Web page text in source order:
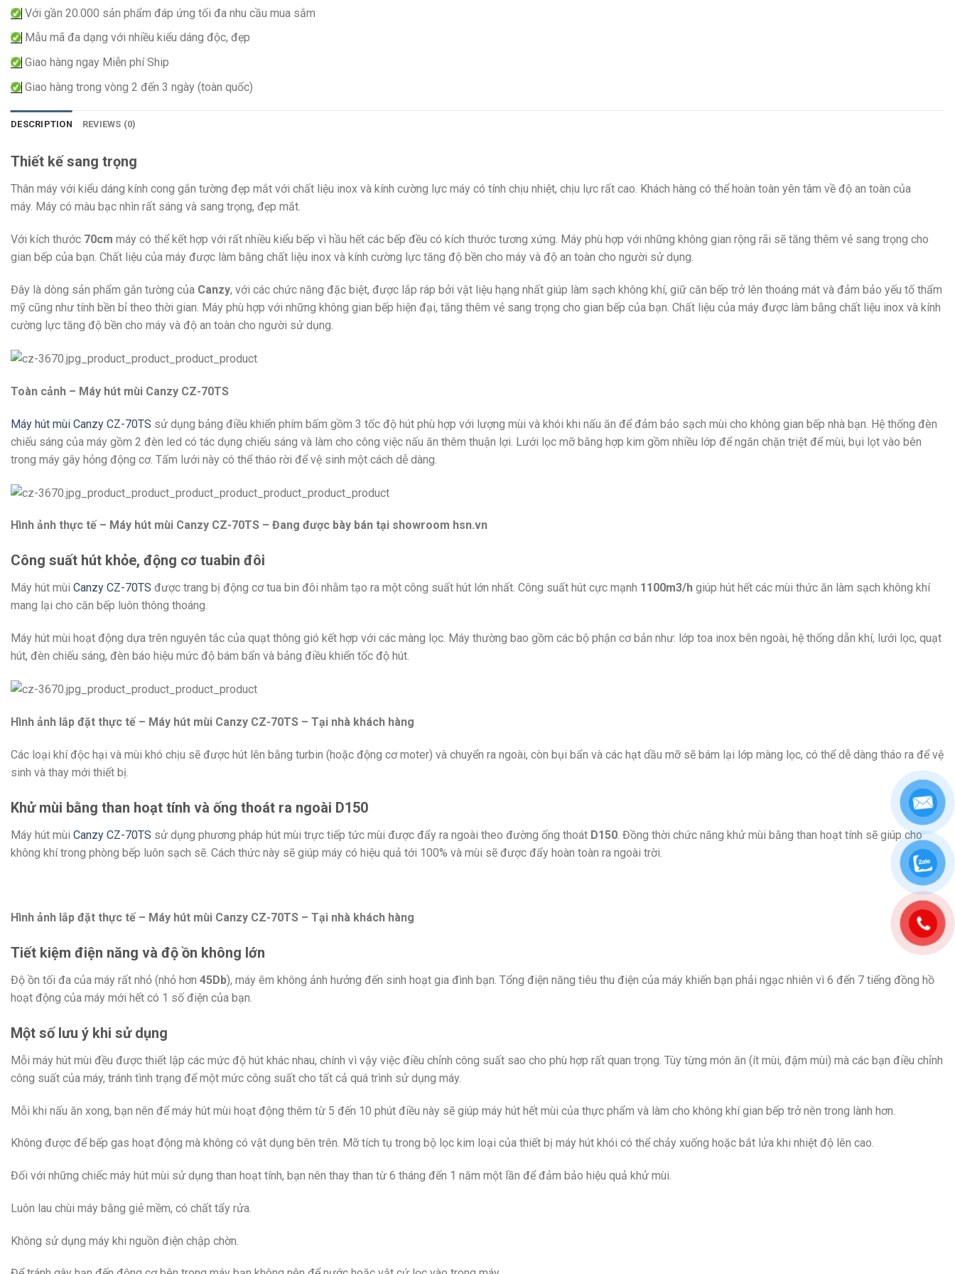
Với gần 20.000 sản phẩm đáp ứng tối đa nhu cầu mua sắm
Mẫu mã đa dạng với nhiều kiểu dáng độc, đẹp
Giao hàng ngay Miễn phí Ship
Giao hàng trong vòng 2 đến 3 ngày (toàn quốc)
DESCRIPTION REVIEWS (0)
Thiết kế sang trọng
Thân máy với kiểu dáng kính cong gắn tường đẹp mắt với chất liệu inox và kính cường lực máy có tính chịu nhiệt, chịu lực rất cao. Khách hàng có thể hoàn toàn yên tâm về độ an toàn của
máy. Máy có màu bạc nhìn rất sáng và sang trọng, đẹp mắt.
Với kích thước 70cm máy có thể kết hợp với rất nhiều kiểu bếp vì hầu hết các bếp đều có kích thước tương xứng. Máy phù hợp với những không gian rộng rãi sẽ tăng thêm vẻ sang trọng cho
gian bếp của bạn. Chất liệu của máy được làm bằng chất liệu inox và kính cường lực tăng độ bền cho máy và độ an toàn cho người sử dụng.
Đây là dòng sản phẩm gắn tường của Canzy, với các chức năng đặc biệt, được lắp ráp bởi vật liệu hạng nhất giúp làm sạch không khí, giữ căn bếp trở lên thoáng mát và đảm bảo yếu tố thẩm
mỹ cũng như tính bền bỉ theo thời gian. Máy phù hợp với những không gian bếp hiện đại, tăng thêm vẻ sang trọng cho gian bếp của bạn. Chất liệu của máy được làm bằng chất liệu inox và kính
cường lực tăng độ bền cho máy và độ an toàn cho người sử dụng.
Toàn cảnh – Máy hút mùi Canzy CZ-70TS
Máy hút mùi Canzy CZ-70TS sử dụng bảng điều khiển phím bấm gồm 3 tốc độ hút phù hợp với lượng mùi và khói khi nấu ăn để đảm bảo sạch mùi cho không gian bếp nhà bạn. Hệ thống đèn
chiếu sáng của máy gồm 2 đèn led có tác dụng chiếu sáng và làm cho công việc nấu ăn thêm thuận lợi. Lưới lọc mỡ bằng hợp kim gồm nhiều lớp để ngăn chặn triệt để mùi, bụi lọt vào bên
trong máy gây hỏng động cơ. Tấm lưới này có thể tháo rời để vệ sinh một cách dễ dàng.
Hình ảnh thực tế – Máy hút mùi Canzy CZ-70TS – Đang được bày bán tại showroom hsn.vn
Công suất hút khỏe, động cơ tuabin đôi
Máy hút mùi Canzy CZ-70TS được trang bị động cơ tua bin đôi nhằm tạo ra một công suất hút lớn nhất. Công suất hút cực mạnh 1100m3/h giúp hút hết các mùi thức ăn làm sạch không khí
mang lại cho căn bếp luôn thông thoáng.
Máy hút mùi hoạt động dựa trên nguyên tắc của quạt thông gió kết hợp với các màng lọc. Máy thường bao gồm các bộ phận cơ bản như: lớp toa inox bên ngoài, hệ thống dẫn khí, lưới lọc, quạt
hút, đèn chiếu sáng, đèn báo hiệu mức độ bám bẩn và bảng điều khiển tốc độ hút.
Hình ảnh lắp đặt thực tế – Máy hút mùi Canzy CZ-70TS – Tại nhà khách hàng
Các loại khí độc hại và mùi khó chịu sẽ được hút lên bằng turbin (hoặc động cơ moter) và chuyển ra ngoài, còn bụi bẩn và các hạt dầu mỡ sẽ bám lại lớp màng lọc, có thể dễ dàng tháo ra để vệ
sinh và thay mới thiết bị.
Khử mùi bằng than hoạt tính và ống thoát ra ngoài D150
Máy hút mùi Canzy CZ-70TS sử dụng phương pháp hút mùi trực tiếp tức mùi được đẩy ra ngoài theo đường ống thoát D150 . Đồng thời chức năng khử mùi bằng than hoạt tính sẽ giúp cho
không khí trong phòng bếp luôn sạch sẽ. Cách thức này sẽ giúp máy có hiệu quả tới 100% và mùi sẽ được đẩy hoàn toàn ra ngoài trời.
Hình ảnh lắp đặt thực tế – Máy hút mùi Canzy CZ-70TS – Tại nhà khách hàng
Tiết kiệm điện năng và độ ồn không lớn
Độ ồn tối đa của máy rất nhỏ (nhỏ hơn 45Db), máy êm không ảnh hưởng đến sinh hoạt gia đình bạn. Tổng điện năng tiêu thu điện của máy khiến bạn phải ngạc nhiên vì 6 đến 7 tiếng đồng hồ
hoạt động của máy mới hết có 1 số điện của bạn.
Một số lưu ý khi sử dụng
Mỗi máy hút mùi đều được thiết lập các mức độ hút khác nhau, chính vì vậy việc điều chỉnh công suất sao cho phù hợp rất quan trọng. Tùy từng món ăn (ít mùi, đậm mùi) mà các bạn điều chỉnh
công suất của máy, tránh tình trạng để một mức công suất cho tất cả quá trình sử dụng máy.
Mỗi khi nấu ăn xong, bạn nên để máy hút mùi hoạt động thêm từ 5 đến 10 phút điều này sẽ giúp máy hút hết mùi của thực phẩm và làm cho không khí gian bếp trở nên trong lành hơn.
Không được để bếp gas hoạt động mà không có vật dụng bên trên. Mỡ tích tụ trong bộ lọc kim loại của thiết bị máy hút khói có thể chảy xuống hoặc bắt lửa khi nhiệt độ lên cao.
Đối với những chiếc máy hút mùi sử dụng than hoạt tính, bạn nên thay than từ 6 tháng đến 1 năm một lần để đảm bảo hiệu quả khử mùi.
Luôn lau chùi máy bằng giẻ mềm, có chất tẩy rửa.
Không sử dụng máy khi nguồn điện chập chờn.